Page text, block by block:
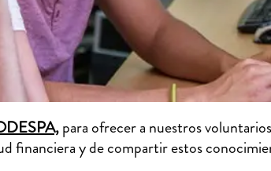
para ofrecer a nuestros
financiera y de compartir estos